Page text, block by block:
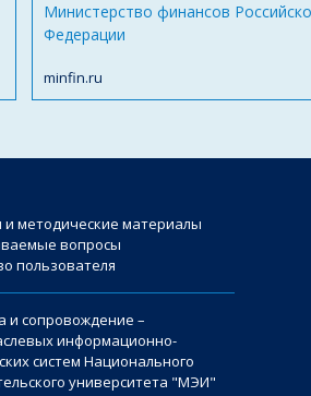
Министерство финансов
Федерации
minfin.ru
методические материалы
вопросы
пользователя
и сопровождение –
информационно-
систем Национального
университета "МЭИ"